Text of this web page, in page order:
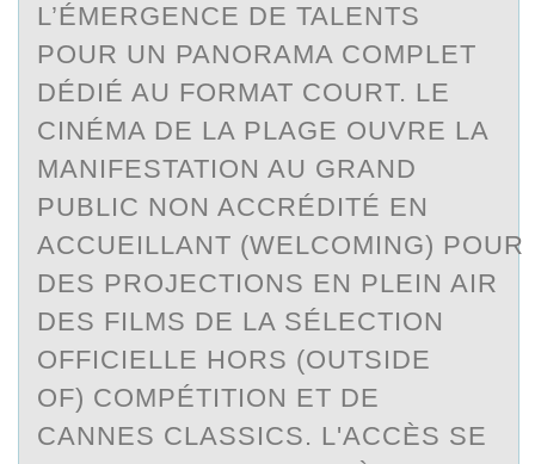
L’ÉMERGENCE DE TALENTS
POUR UN PANORAMA COMPLET
DÉDIÉ AU FORMAT COURT. LE
CINÉMA DE LA PLAGE OUVRE LA
MANIFESTATION AU GRAND
PUBLIC NON ACCRÉDITÉ EN
ACCUEILLANT (WELCOMING) POUR
DES PROJECTIONS EN PLEIN AIR
DES FILMS DE LA SÉLECTION
OFFICIELLE HORS (OUTSIDE
OF) COMPÉTITION ET DE
CANNES CLASSICS. L'ACCÈS SE